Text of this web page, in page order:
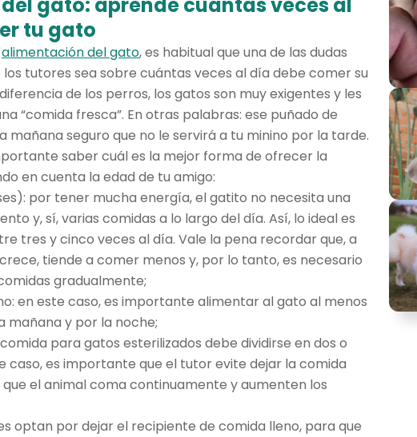
tu gato
alimentación del gato, es habitual que una de las dudas
tutores sea sobre cuántas veces al día debe comer su
de los perros, los gatos son muy exigentes y les
“comida fresca”. En otras palabras: ese puñado de
mañana seguro que no le servirá a tu minino por la tarde.
saber cuál es la mejor forma de ofrecer la
en cuenta la edad de tu amigo:
por tener mucha energía, el gatito no necesita una
y, sí, varias comidas a lo largo del día. Así, lo ideal es
tres y cinco veces al día. Vale la pena recordar que, a
tiende a comer menos y, por lo tanto, es necesario
gradualmente;
en este caso, es importante alimentar al gato al menos
mañana y por la noche;
para gatos esterilizados debe dividirse en dos o
caso, es importante que el tutor evite dejar la comida
el animal coma continuamente y aumenten los
optan por dejar el recipiente de comida lleno, para que